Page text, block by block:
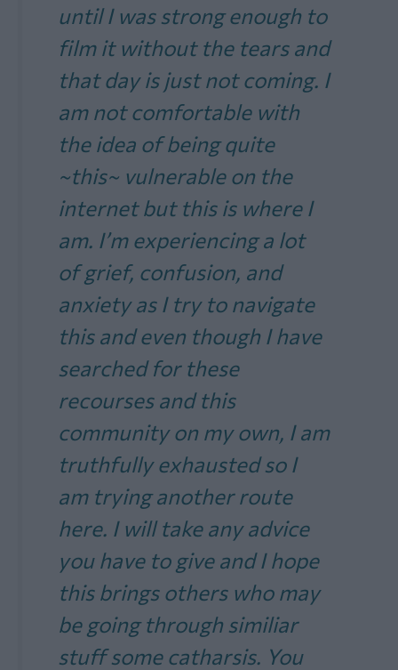
until I was strong enough to
film it without the tears and
that day is just not coming. I
am not comfortable with
the idea of being quite
~this~ vulnerable on the
internet but this is where I
am. I’m experiencing a lot
of grief, confusion, and
anxiety as I try to navigate
this and even though I have
searched for these
recourses and this
community on my own, I am
truthfully exhausted so I
am trying another route
here. I will take any advice
you have to give and I hope
this brings others who may
be going through similiar
stuff some catharsis. You